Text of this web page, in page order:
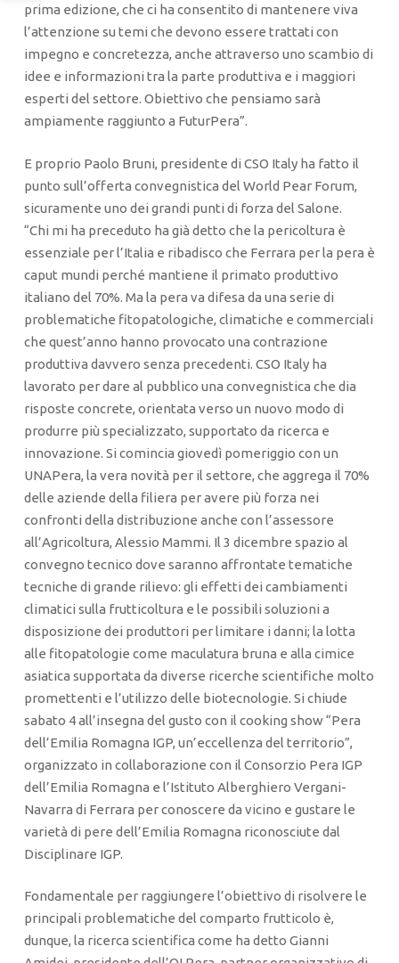
prima edizione, che ci ha consentito di mantenere viva
l’attenzione su temi che devono essere trattati con
impegno e concretezza, anche attraverso uno scambio di
idee e informazioni tra la parte produttiva e i maggiori
esperti del settore. Obiettivo che pensiamo sarà
ampiamente raggiunto a FuturPera”.
E proprio Paolo Bruni, presidente di CSO Italy ha fatto il
punto sull’offerta convegnistica del World Pear Forum,
sicuramente uno dei grandi punti di forza del Salone.
“Chi mi ha preceduto ha già detto che la pericoltura è
essenziale per l’Italia e ribadisco che Ferrara per la pera è
caput mundi perché mantiene il primato produttivo
italiano del 70%. Ma la pera va difesa da una serie di
problematiche fitopatologiche, climatiche e commerciali
che quest’anno hanno provocato una contrazione
produttiva davvero senza precedenti. CSO Italy ha
lavorato per dare al pubblico una convegnistica che dia
risposte concrete, orientata verso un nuovo modo di
produrre più specializzato, supportato da ricerca e
innovazione. Si comincia giovedì pomeriggio con un
UNAPera, la vera novità per il settore, che aggrega il 70%
delle aziende della filiera per avere più forza nei
confronti della distribuzione anche con l’assessore
all’Agricoltura, Alessio Mammi. Il 3 dicembre spazio al
convegno tecnico dove saranno affrontate tematiche
tecniche di grande rilievo: gli effetti dei cambiamenti
climatici sulla frutticoltura e le possibili soluzioni a
disposizione dei produttori per limitare i danni; la lotta
alle fitopatologie come maculatura bruna e alla cimice
asiatica supportata da diverse ricerche scientifiche molto
promettenti e l’utilizzo delle biotecnologie. Si chiude
sabato 4 all’insegna del gusto con il cooking show “Pera
dell’Emilia Romagna IGP, un’eccellenza del territorio”,
organizzato in collaborazione con il Consorzio Pera IGP
dell’Emilia Romagna e l’Istituto Alberghiero Vergani-
Navarra di Ferrara per conoscere da vicino e gustare le
varietà di pere dell’Emilia Romagna riconosciute dal
Disciplinare IGP.
Fondamentale per raggiungere l’obiettivo di risolvere le
principali problematiche del comparto frutticolo è,
dunque, la ricerca scientifica come ha detto Gianni